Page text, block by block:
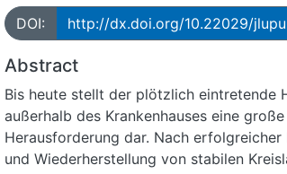
DOI: http://dx.doi.org/10.22029/
Abstract
Bis heute stellt der plötzlich eintretende
außerhalb des Krankenhauses eine
Herausforderung dar. Nach
und Wiederherstellung von stabilen